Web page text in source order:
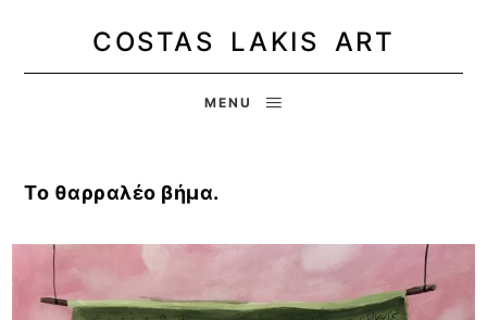
COSTAS LAKIS ART
MENU
Το θαρραλέο βήμα.